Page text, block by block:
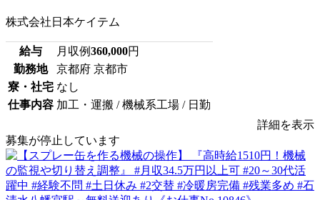
株式会社日本ケイテム
給与 月収例360,000円
勤務地
京都府 京都市
寮・社宅 なし
仕事内容 加工・運搬 / 機械系工場 / 日勤
詳細を表示
募集が停止しています